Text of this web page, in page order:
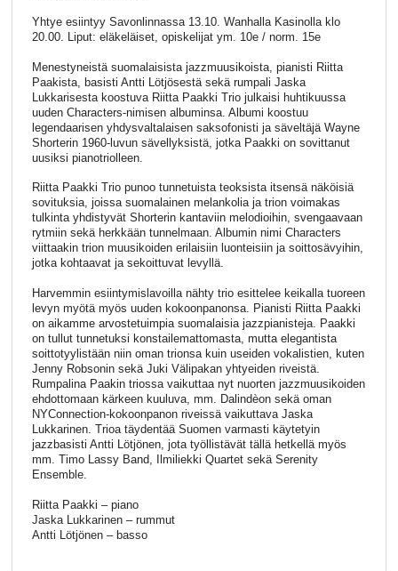
Yhtye esiintyy Savonlinnassa 13.10. Wanhalla Kasinolla klo
20.00. Liput: eläkeläiset, opiskelijat ym. 10e / norm. 15e
Menestyneistä suomalaisista jazzmuusikoista, pianisti Riitta
Paakista, basisti Antti Lötjösestä sekä rumpali Jaska
Lukkarisesta koostuva Riitta Paakki Trio julkaisi huhtikuussa
uuden Characters-nimisen albuminsa. Albumi koostuu
legendaarisen yhdysvaltalaisen saksofonisti ja säveltäjä Wayne
Shorterin 1960-luvun sävellyksistä, jotka Paakki on sovittanut
uusiksi pianotriolleen.
Riitta Paakki Trio punoo tunnetuista teoksista itsensä näköisiä
sovituksia, joissa suomalainen melankolia ja trion voimakas
tulkinta yhdistyvät Shorterin kantaviin melodioihin, svengaavaan
rytmiin sekä herkkään tunnelmaan. Albumin nimi Characters
viittaakin trion muusikoiden erilaisiin luonteisiin ja soittosävyihin,
jotka kohtaavat ja sekoittuvat levyllä.
Harvemmin esiintymislavoilla nähty trio esittelee keikalla tuoreen
levyn myötä myös uuden kokoonpanonsa. Pianisti Riitta Paakki
on aikamme arvostetuimpia suomalaisia jazzpianisteja. Paakki
on tullut tunnetuksi konstailemattomasta, mutta elegantista
soittotyylistään niin oman trionsa kuin useiden vokalistien, kuten
Jenny Robsonin sekä Juki Välipakan yhtyeiden riveistä.
Rumpalina Paakin triossa vaikuttaa nyt nuorten jazzmuusikoiden
ehdottomaan kärkeen kuuluva, mm. Dalindèon sekä oman
NYConnection-kokoonpanon riveissä vaikuttava Jaska
Lukkarinen. Trioa täydentää Suomen varmasti käytetyin
jazzbasisti Antti Lötjönen, jota työllistävät tällä hetkellä myös
mm. Timo Lassy Band, Ilmiliekki Quartet sekä Serenity
Ensemble.
Riitta Paakki – piano
Jaska Lukkarinen – rummut
Antti Lötjönen – basso